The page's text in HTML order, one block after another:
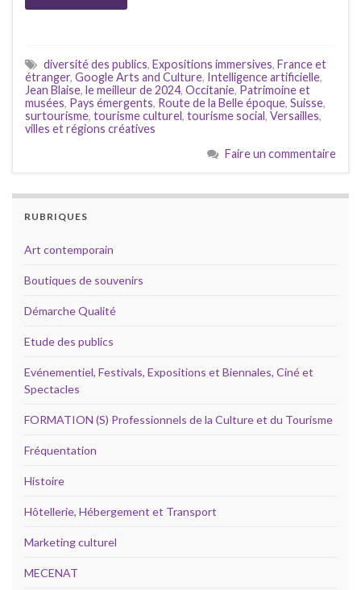
diversité des publics, Expositions immersives, France et
étranger, Google Arts and Culture, Intelligence artificielle,
Jean Blaise, le meilleur de 2024, Occitanie, Patrimoine et
musées, Pays émergents, Route de la Belle époque, Suisse,
surtourisme, tourisme culturel, tourisme social, Versailles,
villes et régions créatives
Faire un commentaire
RUBRIQUES
Art contemporain
Boutiques de souvenirs
Démarche Qualité
Etude des publics
Evénementiel, Festivals, Expositions et Biennales, Ciné et
Spectacles
FORMATION (S) Professionnels de la Culture et du Tourisme
Fréquentation
Histoire
Hôtellerie, Hébergement et Transport
Marketing culturel
MECENAT